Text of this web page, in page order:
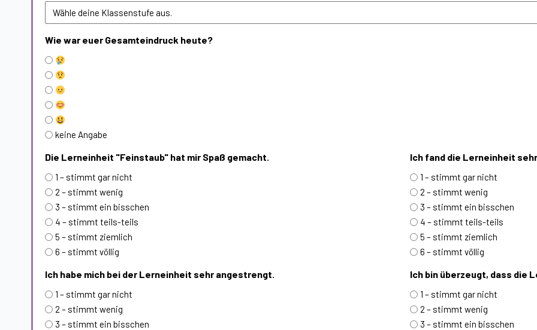
Wie war euer Gesamteindruck heute?
keine Angabe
Die Lerneinheit "Feinstaub" hat mir Spaß gemacht.
1 – stimmt gar nicht
2 – stimmt wenig
3 – stimmt ein bisschen
4 – stimmt teils-teils
5 – stimmt ziemlich
6 – stimmt völlig
Ich fand die Lerneinheit
1 – stimmt gar nicht
2 – stimmt wenig
3 – stimmt ein bisschen
4 – stimmt teils-teils
5 – stimmt ziemlich
6 – stimmt völlig
Ich habe mich bei der Lerneinheit sehr angestrengt.
1 – stimmt gar nicht
2 – stimmt wenig
3 – stimmt ein bisschen
Ich bin überzeugt, dass die
1 – stimmt gar nicht
2 – stimmt wenig
3 – stimmt ein bisschen